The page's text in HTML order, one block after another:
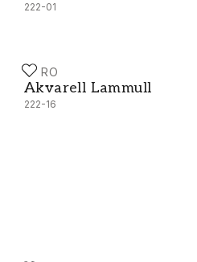
222-01
DURO
Akvarell Lammull
222-16
Akvarell Lammull - 222-16